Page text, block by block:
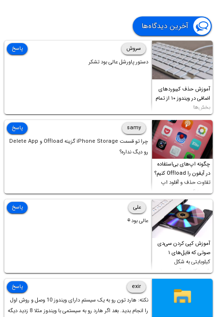
آخرین دیدگاه‌ها
آموزش حذف کیبوردهای
اضافی در ویندوز ۱۰ از تمام
بخش‌ها
سروش
دستور پاورشل عالی بود تشکر
پاسخ
چگونه اپ‌های بی‌استفاده
در آیفون را Offload کنیم؟
تفاوت حذف و آفلود اپ
چیست؟
samy
چرا تو قسمت iPhone Storage گزینه Offload و Delete App
رو دیگ نداره؟
پاسخ
آموزش کپی کردن سی‌دی
صوتی که فایل‌های ۱
کیلوبایتی به شکل
شورت‌کات در آن موجود
است!
علی
عالی بود⚘
پاسخ
exir
نکته: هارد تون رو به یک سیستم دارای ویندوز 10 وصل و روش اول
را انجام بدید. بعد اگر هارد رو به سیستمی با ویندوز مثلا 8 زدید دیگه
پاسخ